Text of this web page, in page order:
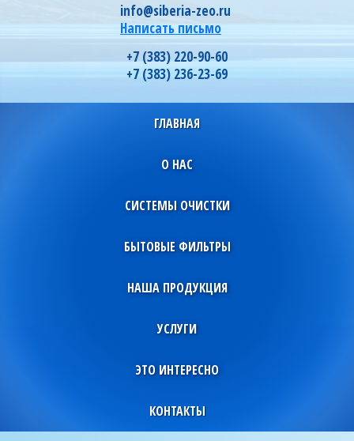
info@siberia-zeo.ru
Написать письмо
+7 (383) 220-90-60
+7 (383) 236-23-69
ГЛАВНАЯ
О НАС
СИСТЕМЫ ОЧИСТКИ
БЫТОВЫЕ ФИЛЬТРЫ
НАША ПРОДУКЦИЯ
УСЛУГИ
ЭТО ИНТЕРЕСНО
КОНТАКТЫ